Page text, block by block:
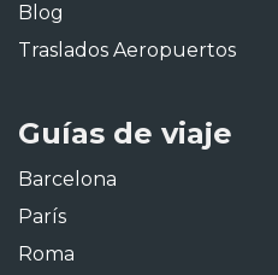
Blog
Traslados Aeropuertos
Guías de viaje
Barcelona
París
Roma